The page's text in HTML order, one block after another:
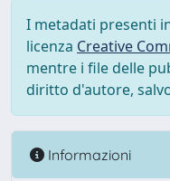
I metadati presenti
licenza Creative
mentre i file delle
diritto d'autore,
Informazioni